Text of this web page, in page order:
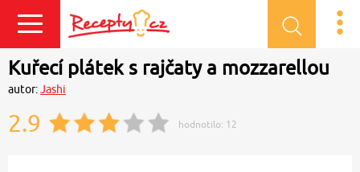
Přihlásit se
Kuřecí plátek s rajčaty a mozzarellou
autor:Jashi
2.9 hodnotilo: 12